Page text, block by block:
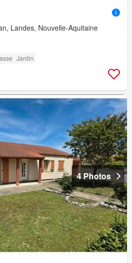
Landes, Nouvelle-Aquitaine
Jardin
4 Photos